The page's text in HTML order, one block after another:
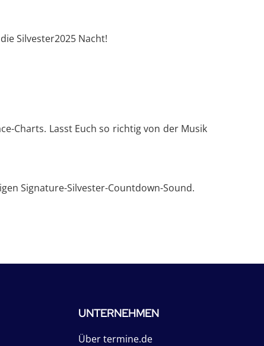
Silvester2025 Nacht!
Charts. Lasst Euch so richtig von der Musik
Signature-Silvester-Countdown-Sound.
UNTERNEHMEN
Über termine.de